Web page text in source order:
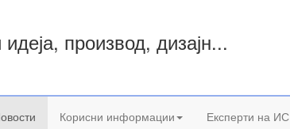
производ, дизајн...
Корисни информации Експерти на ИС